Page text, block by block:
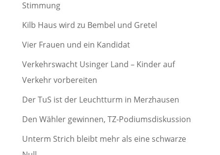
Stimmung
Kilb Haus wird zu Bembel und Gretel
Vier Frauen und ein Kandidat
Verkehrswacht Usinger Land – Kinder auf
Verkehr vorbereiten
Der TuS ist der Leuchtturm in Merzhausen
Den Wähler gewinnen, TZ-Podiumsdiskussion
Unterm Strich bleibt mehr als eine schwarze